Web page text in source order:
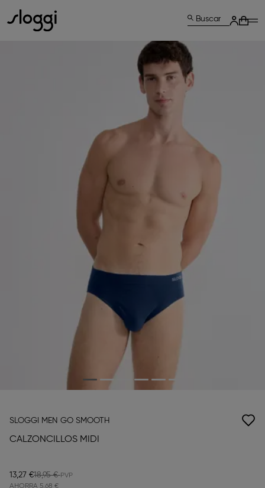
Buscar
SLOGGI MEN GO SMOOTH
CALZONCILLOS MIDI
13,27 €18,95 €
AHORRA 5,68 €